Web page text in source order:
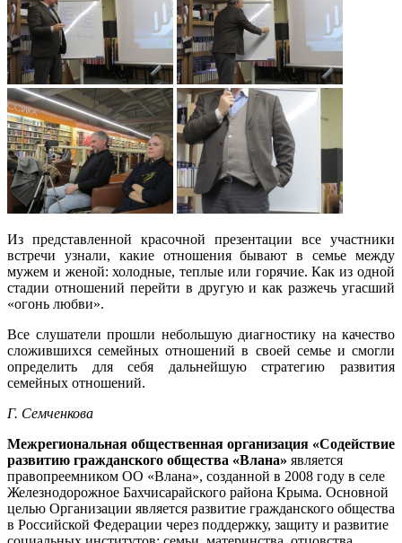
Из представленной красочной презентации все участники
встречи узнали, какие отношения бывают в семье между
мужем и женой: холодные, теплые или горячие. Как из одной
стадии отношений перейти в другую и как разжечь угасший
«огонь любви».
Все слушатели прошли небольшую диагностику на качество
сложившихся семейных отношений в своей семье и смогли
определить для себя дальнейшую стратегию развития
семейных отношений.
Г. Семченкова
Межрегиональная общественная организация «Содействие
развитию гражданского общества «Влана» является
правопреемником ОО «Влана», созданной в 2008 году в селе
Железнодорожное Бахчисарайского района Крыма. Основной
целью Организации является развитие гражданского общества
в Российской Федерации через поддержку, защиту и развитие